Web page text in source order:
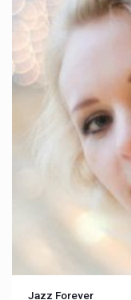
Jazz Forever